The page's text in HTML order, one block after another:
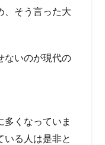
、そう言った大
ないのが現代の
くなっていま
る人は是非と